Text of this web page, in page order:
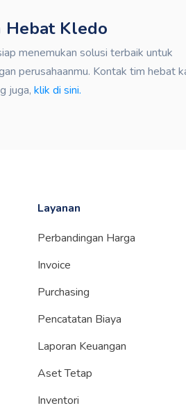
Hebat Kledo
menemukan solusi terbaik untuk
perusahaanmu. Kontak tim hebat
juga, klik di sini.
Layanan
Perbandingan Harga
Invoice
Purchasing
Pencatatan Biaya
Laporan Keuangan
Aset Tetap
Inventori